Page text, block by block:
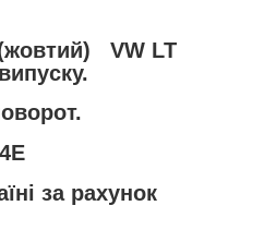
VW LT
за рахунок